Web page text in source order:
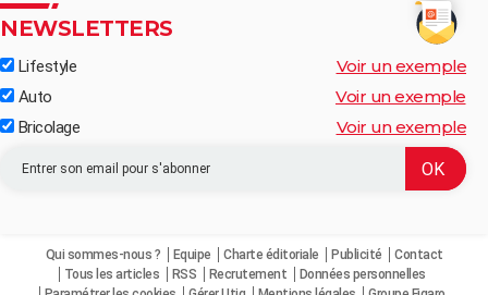
NEWSLETTERS
Lifestyle Voir un exemple
Auto Voir un exemple
Bricolage Voir un exemple
Qui sommes-nous ? Equipe Charte éditoriale Publicité
Contact
Tous les articles
RSS Recrutement
Données personnelles